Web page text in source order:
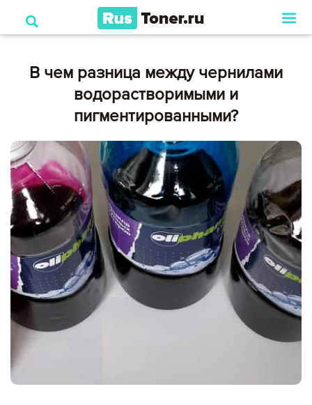
В чем разница между чернилами
водорастворимыми и
пигментированными?